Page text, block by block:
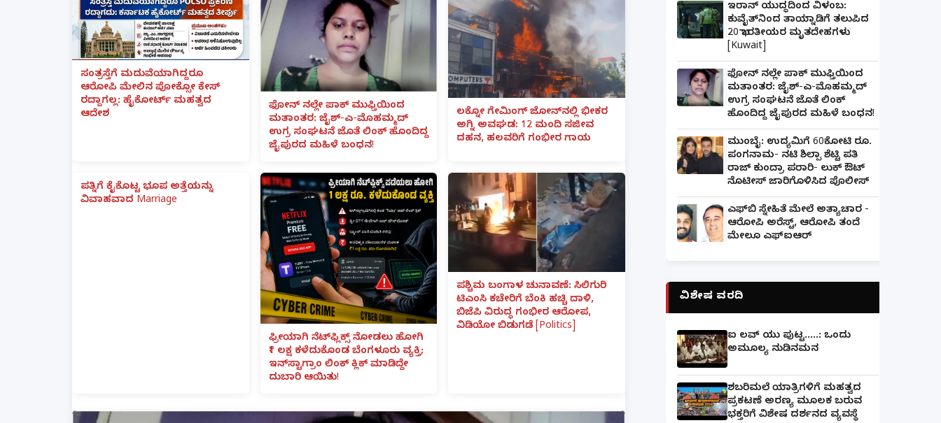
ಸಂತ್ರಸ್ತೆಗೆ ಮದುವೆಯಾಗಿದ್ದರೂ
ಆರೋಪಿ ಮೇಲಿನ ಪೋಕ್ಸೋ ಕೇಸ್
ರದ್ದಾಗಲ್ಲ: ಹೈಕೋರ್ಟ್ ಮಹತ್ವದ
ಆದೇಶ
ಫೋನ್ ನಲ್ಲೇ ಪಾಕ್ ಮುಫ್ತಿಯಿಂದ
ಮತಾಂತರ: ಜೈಶ್-ಎ-ಮೊಹಮ್ಮದ್
ಉಗ್ರ ಸಂಘಟನೆ ಜೊತೆ ಲಿಂಕ್ ಹೊಂದಿದ್ದ
ಜೈಪುರದ ಮಹಿಳೆ ಬಂಧನ!
ಲಕ್ನೋ ಗೇಮಿಂಗ್ ಜೋನ್‌ನಲ್ಲಿ ಭೀಕರ
ಅಗ್ನಿ ಅವಘಡ: 12 ಮಂದಿ ಸಜೀವ
ದಹನ, ಹಲವರಿಗೆ ಗಂಭೀರ ಗಾಯ
ಪತ್ನಿಗೆ ಕೈಕೊಟ್ಟ ಭೂಪ ಅತ್ತೆಯನ್ನು
ವಿವಾಹವಾದ Marriage
ಫ್ರೀಯಾಗಿ ನೆಟ್‌ಫ್ಲಿಕ್ಸ್ ನೋಡಲು ಹೋಗಿ
₹1 ಲಕ್ಷ ಕಳೆದುಕೊಂಡ ಬೆಂಗಳೂರು ವ್ಯಕ್ತಿ;
ಇನ್‌ಸ್ಟಾಗ್ರಾಂ ಲಿಂಕ್ ಕ್ಲಿಕ್ ಮಾಡಿದ್ದೇ
ದುಬಾರಿ ಆಯಿತು!
ಪಶ್ಚಿಮ ಬಂಗಾಳ ಚುನಾವಣೆ: ಸಿಲಿಗುರಿ
ಟಿಎಂಸಿ ಕಚೇರಿಗೆ ಬೆಂಕಿ ಹಚ್ಚಿ ದಾಳಿ,
ಬಿಜೆಪಿ ವಿರುದ್ಧ ಗಂಭೀರ ಆರೋಪ,
ವಿಡಿಯೋ ಬಿಡುಗಡೆ [Politics]
ಇರಾನ್ ಯುದ್ಧದಿಂದ ವಿಳಂಬ:
ಕುವೈತ್‌ನಿಂದ ತಾಯ್ನಾಡಿಗೆ ತಲುಪಿದ
20 ಭಾರತೀಯರ ಮೃತದೇಹಗಳು
[Kuwait]
ಫೋನ್ ನಲ್ಲೇ ಪಾಕ್ ಮುಫ್ತಿಯಿಂದ
ಮತಾಂತರ: ಜೈಶ್-ಎ-ಮೊಹಮ್ಮದ್
ಉಗ್ರ ಸಂಘಟನೆ ಜೊತೆ ಲಿಂಕ್
ಹೊಂದಿದ್ದ ಜೈಪುರದ ಮಹಿಳೆ ಬಂಧನ!
ಮುಂಬೈ: ಉದ್ಯಮಿಗೆ 60ಕೋಟಿ ರೂ.
ಪಂಗನಾಮ- ನಟಿ ಶಿಲ್ಪಾ ಶೆಟ್ಟಿ ಪತಿ
ರಾಜ್ ಕುಂದ್ರಾ ಪರಾರಿ- ಲುಕ್ ಔಟ್
ನೊಟೀಸ್ ಜಾರಿಗೊಳಿಸಿದ ಪೊಲೀಸ್
ಎಫ್‌ಬಿ ಸ್ನೇಹಿತೆ ಮೇಲೆ ಅತ್ಯಾಚಾರ -
ಆರೋಪಿ ಅರೆಸ್ಟ್, ಆರೋಪಿ ತಂದೆ
ಮೇಲೂ ಎಫ್ಐಆರ್
ವಿಶೇಷ ವರದಿ
ಐ ಲವ್ ಯು ಪುಟ್ಟ.....: ಒಂದು
ಅಮೂಲ್ಯ ನುಡಿನಮನ
ಶಬರಿಮಲೆ ಯಾತ್ರಿಗಳಿಗೆ ಮಹತ್ವದ
ಪ್ರಕಟಣೆ ಅರಣ್ಯ ಮೂಲಕ ಬರುವ
ಭಕ್ತರಿಗೆ ವಿಶೇಷ ದರ್ಶನದ ವ್ಯವಸ್ಥೆ